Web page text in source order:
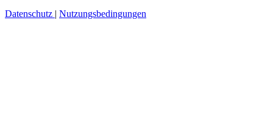
Datenschutz | Nutzungsbedingungen